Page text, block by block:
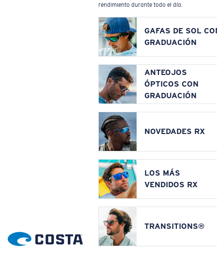
rendimiento durante todo el día.
GAFAS DE SOL
GRADUACIÓN
ANTEOJOS
ÓPTICOS CON
GRADUACIÓN
NOVEDADES RX
LOS MÁS
VENDIDOS RX
TRANSITIONS®